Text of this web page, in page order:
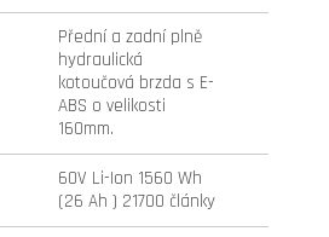
Přední a zadní plně
hydraulická
kotoučová brzda s E-
ABS o velikosti
160mm.
60V Li-Ion 1560 Wh
(26 Ah ) 21700 články